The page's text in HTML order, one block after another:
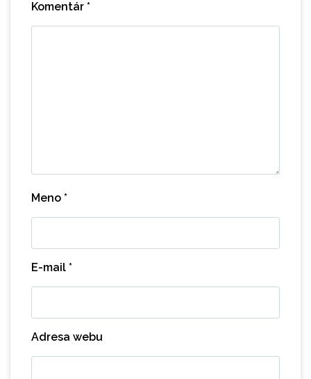
Komentár *
Meno *
E-mail *
Adresa webu